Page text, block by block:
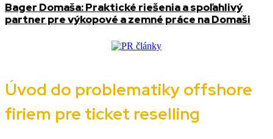
Bager Domaša: Praktické riešenia a spoľahlivý
partner pre výkopové a zemné práce na Domaši
Úvod do problematiky offshore
firiem pre ticket reselling